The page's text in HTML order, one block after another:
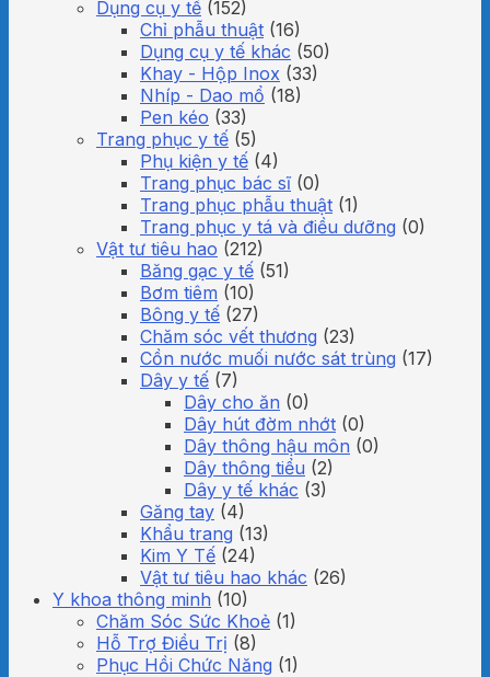
Dụng cụ y tế (152)
Chỉ phẫu thuật (16)
Dụng cụ y tế khác (50)
Khay - Hộp Inox (33)
Nhíp - Dao mổ (18)
Pen kéo (33)
Trang phục y tế (5)
Phụ kiện y tế (4)
Trang phục bác sĩ (0)
Trang phục phẫu thuật (1)
Trang phục y tá và điều dưỡng (0)
Vật tư tiêu hao (212)
Băng gạc y tế (51)
Bơm tiêm (10)
Bông y tế (27)
Chăm sóc vết thương (23)
Cồn nước muối nước sát trùng (17)
Dây y tế (7)
Dây cho ăn (0)
Dây hút đờm nhớt (0)
Dây thông hậu môn (0)
Dây thông tiểu (2)
Dây y tế khác (3)
Găng tay (4)
Khẩu trang (13)
Kim Y Tế (24)
Vật tư tiêu hao khác (26)
Y khoa thông minh (10)
Chăm Sóc Sức Khoẻ (1)
Hỗ Trợ Điều Trị (8)
Phục Hồi Chức Năng (1)